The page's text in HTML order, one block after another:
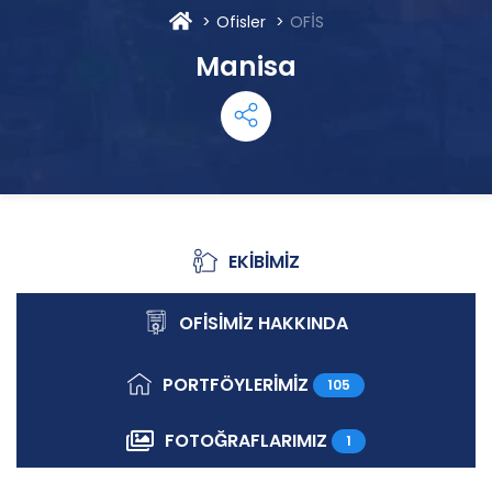
Ofisler OFİS
Manisa
Ekibimiz
EKİBİMİZ
Ofisimiz Hakkında
OFİSİMİZ HAKKINDA
Portföylerimiz
PORTFÖYLERİMİZ 105
Fotoğraflarımız
FOTOĞRAFLARIMIZ 1